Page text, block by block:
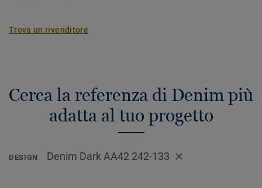
Trova un rivenditore
Cerca la referenza di Denim più
adatta al tuo progetto
DESIGN Denim Dark AA42 242-133